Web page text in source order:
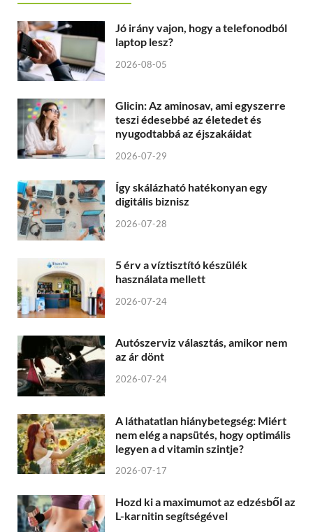
Jó irány vajon, hogy a telefonodból
laptop lesz?
2026-08-05
Glicin: Az aminosav, ami egyszerre
teszi édesebbé az életedet és
nyugodtabbá az éjszakáidat
2026-07-29
Így skálázható hatékonyan egy
digitális biznisz
2026-07-28
5 érv a víztisztító készülék
használata mellett
2026-07-24
Autószerviz választás, amikor nem
az ár dönt
2026-07-24
A láthatatlan hiánybetegség: Miért
nem elég a napsütés, hogy optimális
legyen a d vitamin szintje?
2026-07-17
Hozd ki a maximumot az edzésből az
L-karnitin segítségével